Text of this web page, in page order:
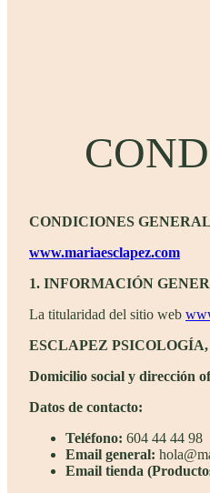
CONDICIONES
www.mariaesclapez.com
1. INFORMACIÓN
La titularidad del sitio web
ESCLAPEZ PSICOLOGÍA,
Domicilio social y dirección
Datos de contacto:
Teléfono: 604 44 44 98
Email general:
Email tienda